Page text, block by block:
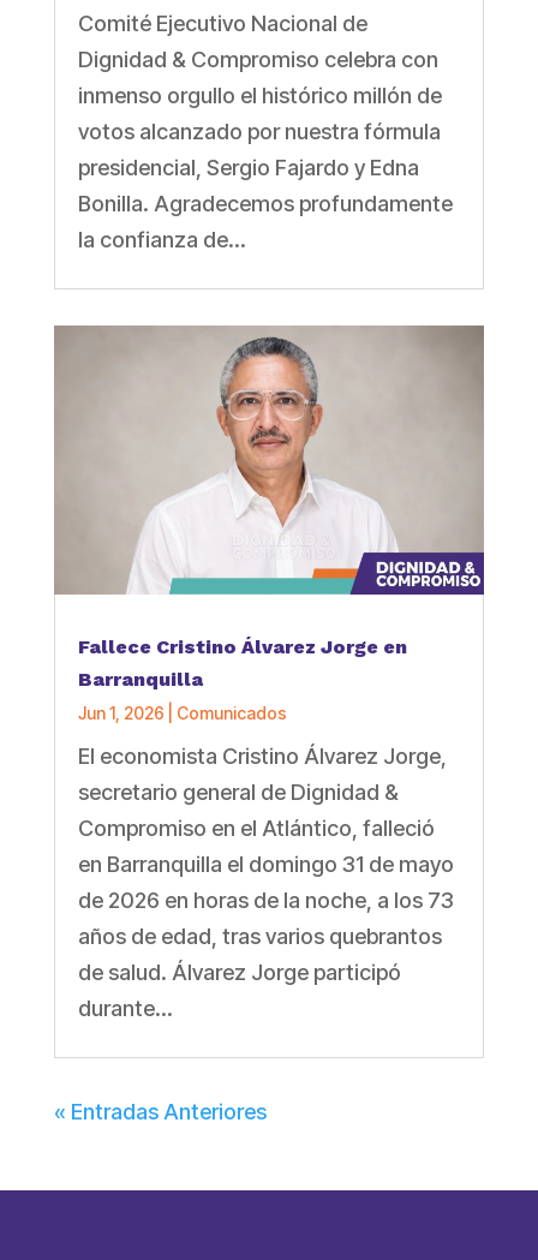
Comité Ejecutivo Nacional de
Dignidad & Compromiso celebra con
inmenso orgullo el histórico millón de
votos alcanzado por nuestra fórmula
presidencial, Sergio Fajardo y Edna
Bonilla. Agradecemos profundamente
la confianza de...
Fallece Cristino Álvarez Jorge en
Barranquilla
Jun 1, 2026 Comunicados
El economista Cristino Álvarez Jorge,
secretario general de Dignidad &
Compromiso en el Atlántico, falleció
en Barranquilla el domingo 31 de mayo
de 2026 en horas de la noche, a los 73
años de edad, tras varios quebrantos
de salud. Álvarez Jorge participó
durante...
« Entradas Anteriores